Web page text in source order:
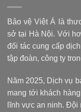
Bảo vệ Việt Á là
sở tại Hà Nội. Với
đối tác cung cấp
tập đoàn, công ty
Năm 2025, Dịch vụ
mang tới khách
lĩnh vực an ninh. Đội